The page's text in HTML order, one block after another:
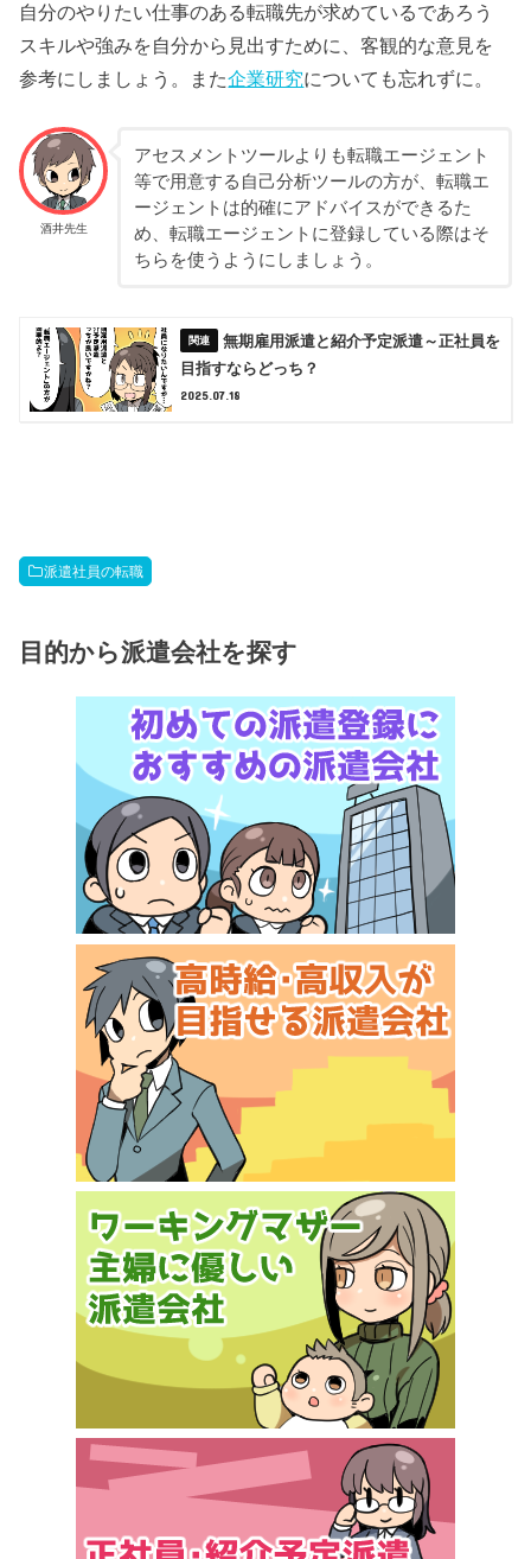
自分のやりたい仕事のある転職先が求めているであろう
スキルや強みを自分から見出すために、客観的な意見を
参考にしましょう。また企業研究についても忘れずに。
酒井先生
アセスメントツールよりも転職エージェント
等で用意する自己分析ツールの方が、転職エ
ージェントは的確にアドバイスができるた
め、転職エージェントに登録している際はそ
ちらを使うようにしましょう。
無期雇用派遣と紹介予定派遣～正社員を
目指すならどっち？
2025.07.18
派遣社員の転職
目的から派遣会社を探す